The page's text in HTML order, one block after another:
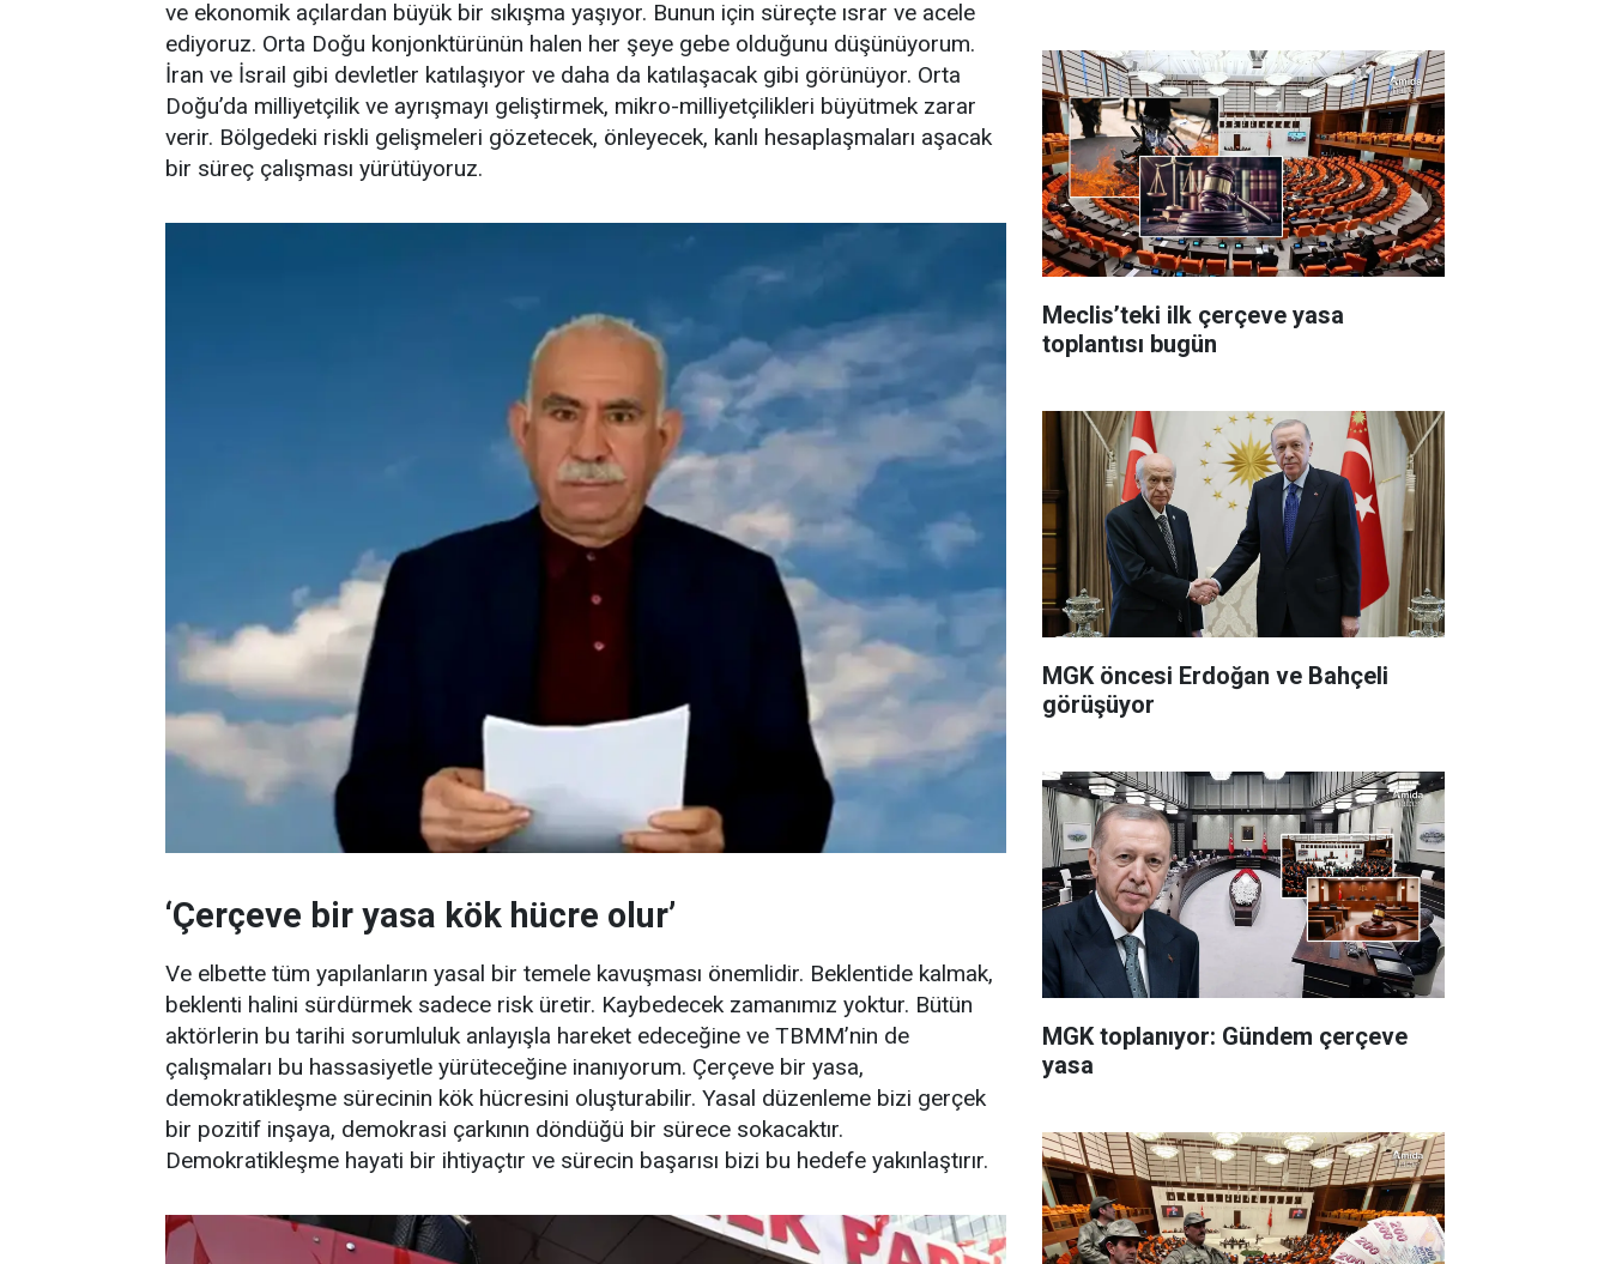
ve ekonomik açılardan büyük bir sıkışma yaşıyor. Bunun için süreçte ısrar ve acele
ediyoruz. Orta Doğu konjonktürünün halen her şeye gebe olduğunu düşünüyorum.
İran ve İsrail gibi devletler katılaşıyor ve daha da katılaşacak gibi görünüyor. Orta
Doğu’da milliyetçilik ve ayrışmayı geliştirmek, mikro-milliyetçilikleri büyütmek zarar
verir. Bölgedeki riskli gelişmeleri gözetecek, önleyecek, kanlı hesaplaşmaları aşacak
bir süreç çalışması yürütüyoruz.
‘Çerçeve bir yasa kök hücre olur’
Ve elbette tüm yapılanların yasal bir temele kavuşması önemlidir. Beklentide kalmak,
beklenti halini sürdürmek sadece risk üretir. Kaybedecek zamanımız yoktur. Bütün
aktörlerin bu tarihi sorumluluk anlayışla hareket edeceğine ve TBMM’nin de
çalışmaları bu hassasiyetle yürüteceğine inanıyorum. Çerçeve bir yasa,
demokratikleşme sürecinin kök hücresini oluşturabilir. Yasal düzenleme bizi gerçek
bir pozitif inşaya, demokrasi çarkının döndüğü bir sürece sokacaktır.
Demokratikleşme hayati bir ihtiyaçtır ve sürecin başarısı bizi bu hedefe yakınlaştırır.
Meclis’teki ilk çerçeve yasa
toplantısı bugün
MGK öncesi Erdoğan ve Bahçeli
görüşüyor
MGK toplanıyor: Gündem çerçeve
yasa